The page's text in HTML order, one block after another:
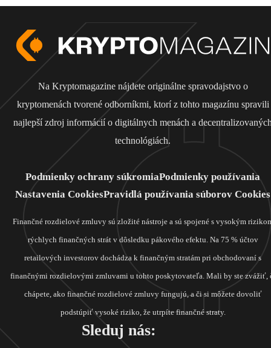
Na Kryptomagazine nájdete originálne spravodajstvo o
kryptomenách tvorené odborníkmi, ktorí z tohto magazínu spravili
najlepší zdroj informácií o digitálnych menách a
technológiách.
Podmienky ochrany súkromiaPodmienky používania
Nastavenia CookiesPravidlá používania súborov Cookies
Finančné rozdielové zmluvy sú zložité nástroje a sú spojené s vysokým
rýchlych finančných strát v dôsledku pákového efektu. Na 75 % účtov
retailových investorov dochádza k finančným stratám pri obchodovaní s
finančnými rozdielovými zmluvami u tohto poskytovateľa. Mali by ste zvážiť,
chápete, ako finančné rozdielové zmluvy fungujú, a či si môžete dovoliť
podstúpiť vysoké riziko, že utrpíte finančné straty.
Sleduj nás: